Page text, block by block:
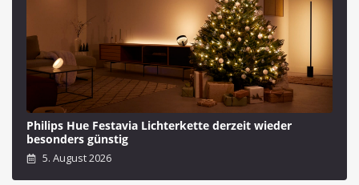
Philips Hue Festavia Lichterkette derzeit wieder
besonders günstig
5. August 2026